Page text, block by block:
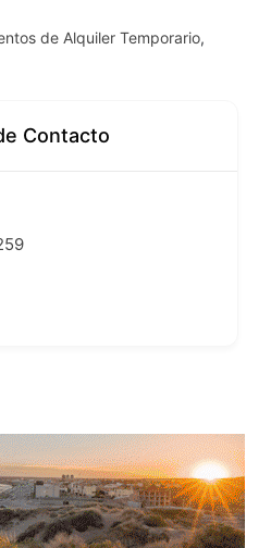
de Alquiler Temporario,
Contacto